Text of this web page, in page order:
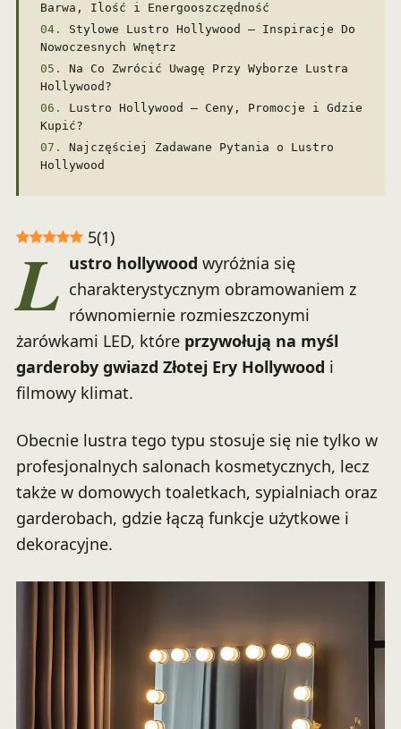
Barwa, Ilość i Energooszczędność
Stylowe Lustro Hollywood – Inspiracje Do
Nowoczesnych Wnętrz
Na Co Zwrócić Uwagę Przy Wyborze Lustra
Hollywood?
Lustro Hollywood – Ceny, Promocje i Gdzie
Kupić?
Najczęściej Zadawane Pytania o Lustro
Hollywood
5(1)
L ustro hollywood wyróżnia się
charakterystycznym obramowaniem z
równomiernie rozmieszczonymi
żarówkami LED, które przywołują na myśl
garderoby gwiazd Złotej Ery Hollywood i
filmowy klimat.
Obecnie lustra tego typu stosuje się nie tylko w
profesjonalnych salonach kosmetycznych, lecz
także w domowych toaletkach, sypialniach oraz
garderobach, gdzie łączą funkcje użytkowe i
dekoracyjne.